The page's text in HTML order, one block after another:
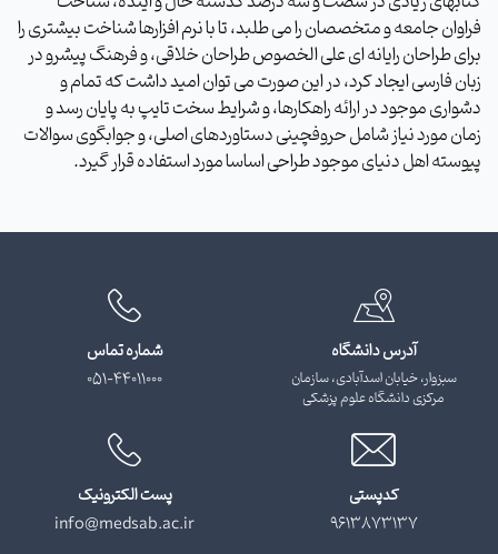
فراوان جامعه و متخصصان را می طلبد، تا با نرم افزارها شناخت بیشتری را
برای طراحان رایانه ای علی الخصوص طراحان خلاقی، و فرهنگ پیشرو در
زبان فارسی ایجاد کرد، در این صورت می توان امید داشت که تمام و
دشواری موجود در ارائه راهکارها، و شرایط سخت تایپ به پایان رسد و
زمان مورد نیاز شامل حروفچینی دستاوردهای اصلی، و جوابگوی سوالات
پیوسته اهل دنیای موجود طراحی اساسا مورد استفاده قرار گیرد.
آدرس دانشگاه
سبزوار، خیابان اسدآبادی، سازمان
مرکزی دانشگاه علوم پزشکی
شماره تماس
051-44011000
کدپستی
9613873137
پست الکترونیک
info@medsab.ac.ir